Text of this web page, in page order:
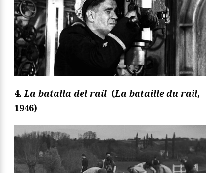
4.La batalla del raíl (La bataille du rail,
1946)